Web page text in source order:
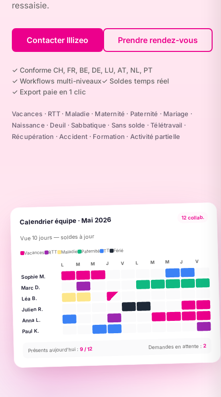
ressaisie.
Contacter Illizeo Prendre rendez-vous
✓ Conforme CH, FR, BE, DE, LU, AT, NL, PT
✓ Workflows multi-niveaux✓ Soldes temps réel
✓ Export paie en 1 clic
Vacances · RTT · Maladie · Maternité · Paternité · Mariage ·
Naissance · Deuil · Sabbatique · Sans solde · Télétravail ·
Récupération · Accident · Formation · Activité partielle
Calendrier équipe · Mai 2026 12 collab.
Vue 10 jours — soldes à jour
Vacances RTT Maladie Paternité TT Férié
L M M J V L M M J V
Sophie M.
Marc D.
Léa B.
Julien R.
Anna L.
Paul K.
Présents aujourd’hui :9 / 12 Demandes en attente :2